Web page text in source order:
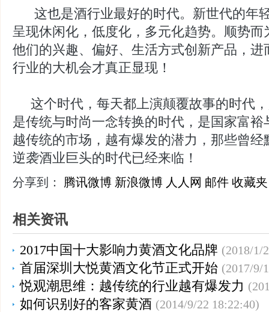
这也是酒行业最好的时代。新世代的年
呈现休闲化，低度化，多元化趋势。顺势
他们的兴趣、偏好、生活方式创新产品，
行业的大机会才真正显现！
这个时代，每天都上演颠覆故事的时代
是传统与时尚一念转换的时代，是国家富
越传统的市场，越有爆发的潜力，那些曾
逆袭酒业巨头的时代已经来临！
分享到： 腾讯微博 新浪微博 人人网 邮件 收藏夹
相关资讯
2017中国十大影响力黄酒文化品牌 (2018/1/
首届深圳大悦黄酒文化节正式开始 (2017/9/
悦观潮思维：越传统的行业越有爆发力
如何识别好的客家黄酒 (2014/9/22 18:22:40)